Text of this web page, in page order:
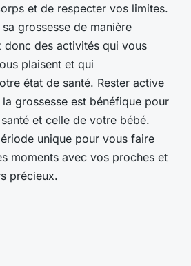
et de respecter vos limites.
grossesse de manière
donc des activités qui vous
plaisent et qui
état de santé. Rester active
grossesse est bénéfique pour
et celle de votre bébé.
unique pour vous faire
moments avec vos proches et
précieux.